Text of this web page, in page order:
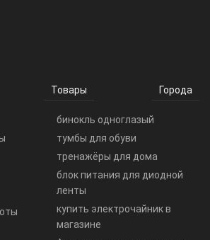
Товары Города
бинокль одноглазый
тумбы для обуви
тренажёры для дома
блок питания для диодной
ленты
купить электрочайник в
магазине